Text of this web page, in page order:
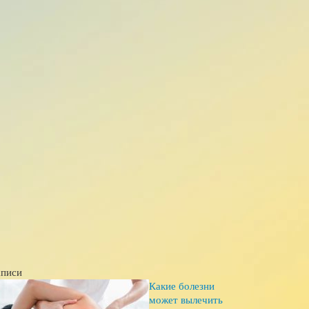
Какие болезни
может вылечить